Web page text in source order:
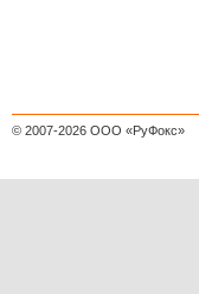
© 2007-2026 ООО «РуФокс»